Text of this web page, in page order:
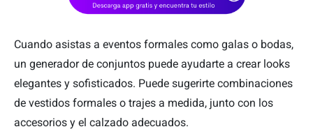
Cuando asistas a eventos formales como galas o bodas,
un generador de conjuntos puede ayudarte a crear looks
elegantes y sofisticados. Puede sugerirte combinaciones
de vestidos formales o trajes a medida, junto con los
accesorios y el calzado adecuados.